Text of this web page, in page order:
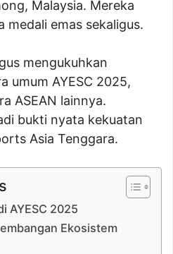
Malaysia. Mereka
medali emas sekaligus.
mengukuhkan
umum AYESC 2025,
ASEAN lainnya.
bukti nyata kekuatan
Asia Tenggara.
AYESC 2025
Ekosistem